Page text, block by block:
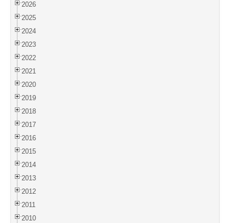
2026
2025
2024
2023
2022
2021
2020
2019
2018
2017
2016
2015
2014
2013
2012
2011
2010